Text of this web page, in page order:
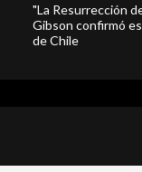
"La Resurrección
Gibson confirmó
de Chile